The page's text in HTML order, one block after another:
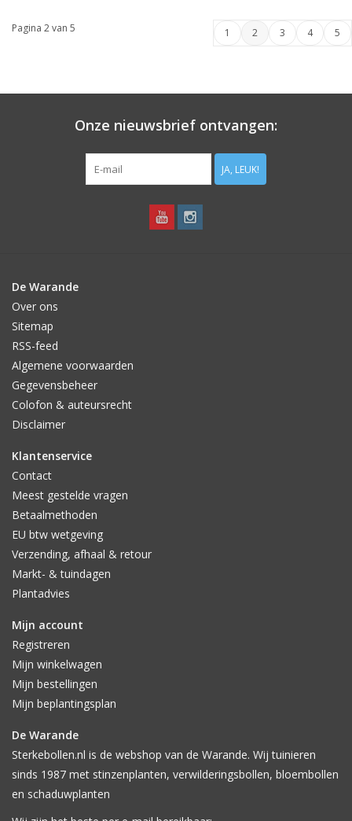
Pagina 2 van 5 1 2 3 4 5
Onze nieuwsbrief ontvangen:
JA, LEUK!
De Warande
Over ons
Sitemap
RSS-feed
Algemene voorwaarden
Gegevensbeheer
Colofon & auteursrecht
Disclaimer
Klantenservice
Contact
Meest gestelde vragen
Betaalmethoden
EU btw wetgeving
Verzending, afhaal & retour
Markt- & tuindagen
Plantadvies
Mijn account
Registreren
Mijn winkelwagen
Mijn bestellingen
Mijn beplantingsplan
De Warande
Sterkebollen.nl is de webshop van de Warande. Wij tuinieren
sinds 1987 met stinzenplanten, verwilderingsbollen, bloembollen
en schaduwplanten